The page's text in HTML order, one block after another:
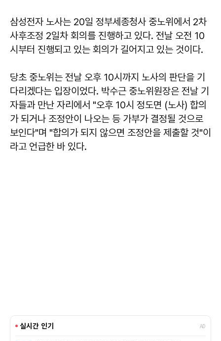
삼성전자 노사는 20일 정부세종청사 중노위에서 2차
사후조정 2일차 회의를 진행하고 있다. 전날 오전 10
시부터 진행되고 있는 회의가 길어지고 있는 것이다.
당초 중노위는 전날 오후 10시까지 노사의 판단을 기
다리겠다는 입장이었다. 박수근 중노위원장은 전날 기
자들과 만난 자리에서 "오후 10시 정도면 (노사) 합의
가 되거나 조정안이 나오는 등 가부가 결정될 것으로
보인다"며 "합의가 되지 않으면 조정안을 제출할 것"이
라고 언급한 바 있다.